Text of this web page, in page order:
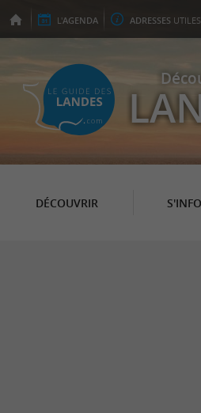
L'AGENDA ADRESSES UTILES
DÉCOUVRIR